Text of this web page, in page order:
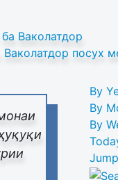
Ваколатдор
посух
By
By
By